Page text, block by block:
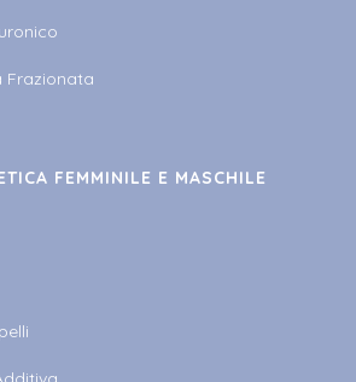
Frazionata
FEMMINILE E MASCHILE